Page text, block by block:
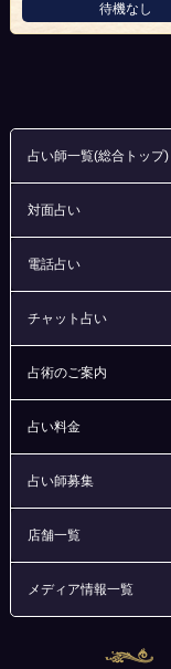
待機なし
占い師一覧(総合トップ)
対面占い
電話占い
チャット占い
占術のご案内
占い料金
占い師募集
店舗一覧
メディア情報一覧